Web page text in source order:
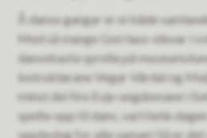
Å danse gangar er ei både
Med så mange Gorrlaus-elevar i
dansekasta sprella på
instruktørane Vegar Vårdal og
minst dei fire Evje-ungdomane i
spelte opp til dans, vart heile
oppleving for alle saman! Så er